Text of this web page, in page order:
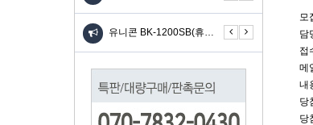
모
담
접
메
내
당
당
콘 TH-601C(6IN… 유니콘 BK-1200SB(휴… 유니콘 BK-